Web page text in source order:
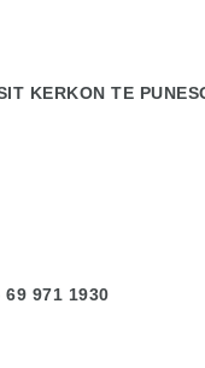
KERKON TE
69 971 1930